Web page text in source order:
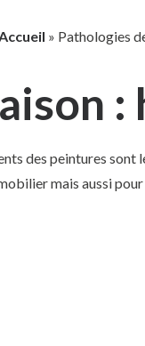
» Pathologies
des peintures sont
mais aussi